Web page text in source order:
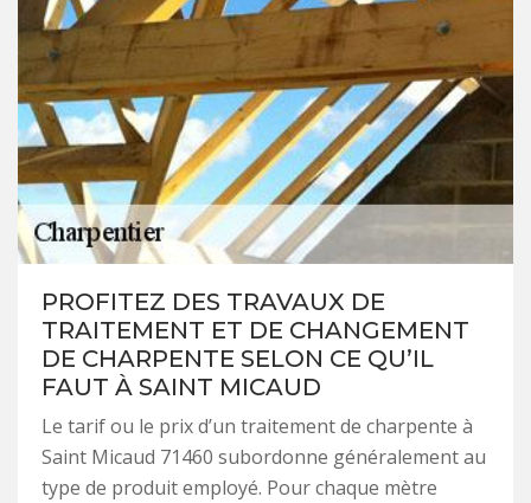
PROFITEZ DES TRAVAUX DE
TRAITEMENT ET DE CHANGEMENT
DE CHARPENTE SELON CE QU’IL
FAUT À SAINT MICAUD
Le tarif ou le prix d’un traitement de charpente à
Saint Micaud 71460 subordonne généralement au
type de produit employé. Pour chaque mètre